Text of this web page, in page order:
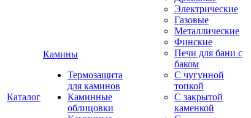
Каталог
Камины
Термозащита
для каминов
Каминные
облицовки
Электрические
Газовые
Металлические
Финские
Печи для бани с
баком
С чугунной
топкой
С закрытой
каменкой